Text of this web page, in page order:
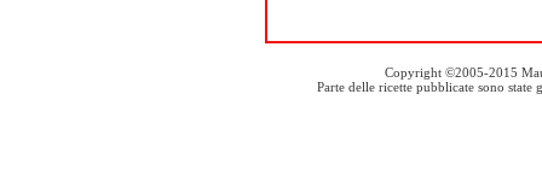
Copyright ©2005-2015
Parte delle ricette pubblicate sono state